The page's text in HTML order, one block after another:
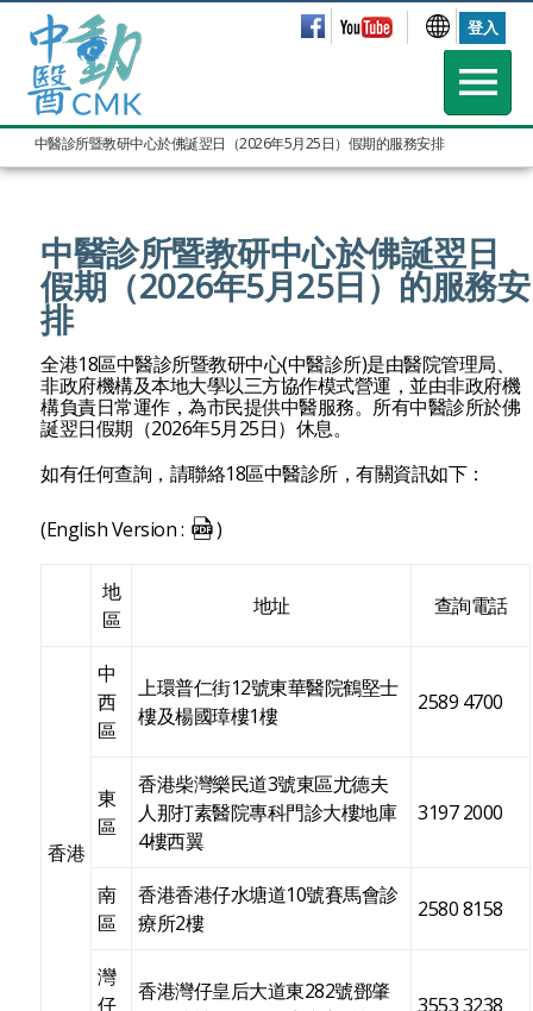
登入
中醫診所暨教研中心於佛誕翌日（2026年5月25日）假期的服務安排
中醫診所暨教研中心於佛誕翌日
假期（2026年5月25日）的服務安
排
全港18區中醫診所暨教研中心(中醫診所)是由醫院管理局、
非政府機構及本地大學以三方協作模式營運，並由非政府機
構負責日常運作，為市民提供中醫服務。所有中醫診所於佛
誕翌日假期 （2026年5月25日）休息。
如有任何查詢，請聯絡18區中醫診所，有關資訊如下：
(English Version : )
地
區
地址 查詢電話
香港
中
西
區
上環普仁街12號東華醫院鶴堅士
樓及楊國璋樓1樓
2589 4700
東
區
香港柴灣樂民道3號東區尤德夫
人那打素醫院專科門診大樓地庫
4樓西翼
3197 2000
南
區
香港香港仔水塘道10號賽馬會診
療所2樓
2580 8158
灣
仔
香港灣仔皇后大道東282號鄧肇
3553 3238